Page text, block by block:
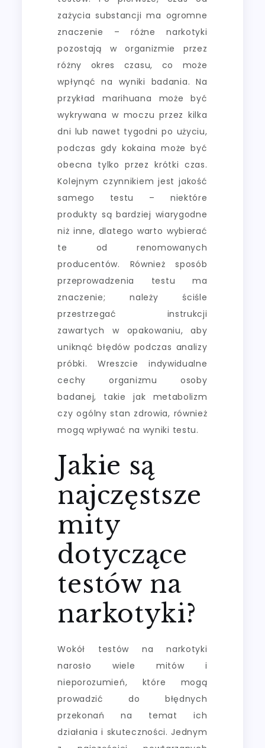
zażycia substancji ma ogromne
znaczenie – różne narkotyki
pozostają w organizmie przez
różny okres czasu, co może
wpłynąć na wyniki badania. Na
przykład marihuana może być
wykrywana w moczu przez kilka
dni lub nawet tygodni po użyciu,
podczas gdy kokaina może być
obecna tylko przez krótki czas.
Kolejnym czynnikiem jest jakość
samego testu – niektóre
produkty są bardziej wiarygodne
niż inne, dlatego warto wybierać
te od renomowanych
producentów. Również sposób
przeprowadzenia testu ma
znaczenie; należy ściśle
przestrzegać instrukcji
zawartych w opakowaniu, aby
uniknąć błędów podczas analizy
próbki. Wreszcie indywidualne
cechy organizmu osoby
badanej, takie jak metabolizm
czy ogólny stan zdrowia, również
mogą wpływać na wyniki testu.
Jakie są
najczęstsze
mity
dotyczące
testów na
narkotyki?
Wokół testów na narkotyki
narosło wiele mitów i
nieporozumień, które mogą
prowadzić do błędnych
przekonań na temat ich
działania i skuteczności. Jednym